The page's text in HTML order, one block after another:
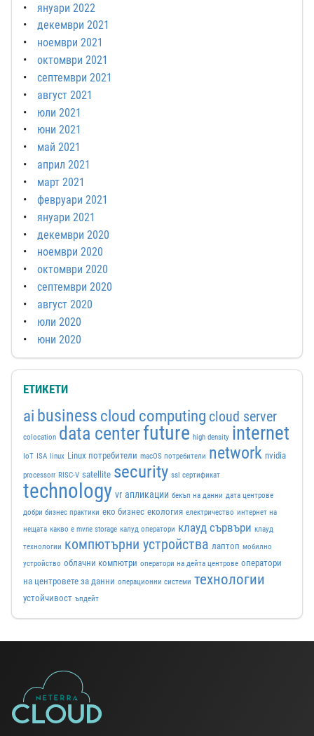
януари 2022
декември 2021
ноември 2021
октомври 2021
септември 2021
август 2021
юли 2021
юни 2021
май 2021
април 2021
март 2021
февруари 2021
януари 2021
декември 2020
ноември 2020
октомври 2020
септември 2020
август 2020
юли 2020
юни 2020
ЕТИКЕТИ
ai business cloud computing cloud server
colocation data centerfuture high density internet
IoT ISA linux Linux потребители macOS потребители network nvidia
processorr RISC-V satellite security ssl сертификат
technology vr апликации бекъп на данни дата центрове
добри бизнес практики еко бизнес екология електричество интернет на
нещата какво е mvne storage калуд оператори клауд сървъри клауд
технологии компютърни устройства лаптоп мобилно
устройство облачни компютри оператори на дейта центрове оператори
на центровете за данни операционни системи технологии
устойчивост ъпдейт